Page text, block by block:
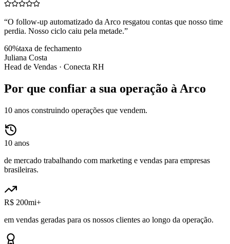
“O follow-up automatizado da Arco resgatou contas que nosso time
perdia. Nosso ciclo caiu pela metade.”
60%taxa de fechamento
Juliana Costa
Head de Vendas · Conecta RH
Por que confiar a sua operação à Arco
10 anos construindo operações que vendem.
10 anos
de mercado trabalhando com marketing e vendas para empresas
brasileiras.
R$ 200mi+
em vendas geradas para os nossos clientes ao longo da operação.